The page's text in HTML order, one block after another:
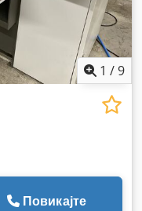
1 /9
Повикајте